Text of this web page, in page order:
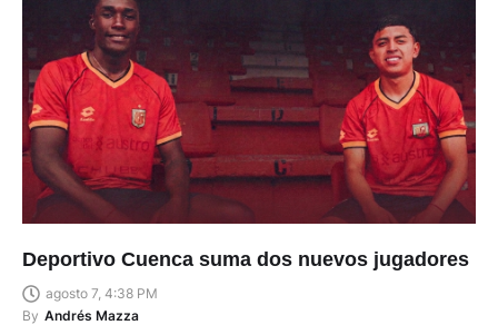
Deportivo Cuenca suma dos nuevos jugadores
agosto 7, 4:38 PM
By Andrés Mazza